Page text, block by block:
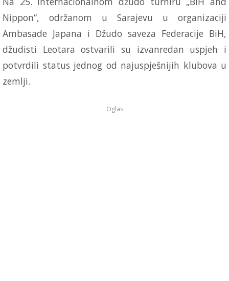
Nippon“, održanom u Sarajevu u organizaciji
Ambasade Japana i Džudo saveza Federacije BiH,
džudisti Leotara ostvarili su izvanredan uspjeh i
potvrdili status jednog od najuspješnijih klubova u
zemlji.
Oglas